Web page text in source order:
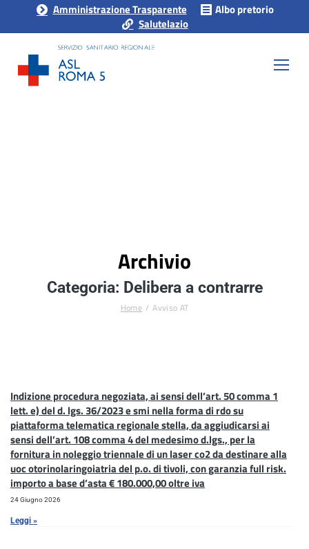
Amministrazione Trasparente
Albo pretorio
Salutelazio
Archivio
Categoria: Delibera a contrarre
Home Avviso AT
Indizione procedura negoziata, ai sensi dell’art. 50 comma 1
lett. e) del d. lgs. 36/2023 e smi nella forma di rdo su
piattaforma telematica regionale stella, da aggiudicarsi ai
sensi dell’art. 108 comma 4 del medesimo d.lgs., per la
fornitura in noleggio triennale di un laser co2 da destinare alla
uoc otorinolaringoiatria del p.o. di tivoli, con garanzia full risk.
importo a base d’asta € 180.000,00 oltre iva
24 Giugno 2026
Leggi »